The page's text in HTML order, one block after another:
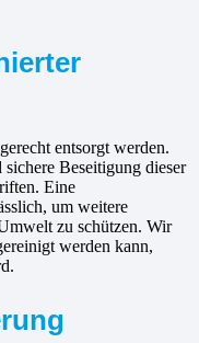
entsorgt werden.
sichere Beseitigung dieser
Eine
um weitere
zu schützen. Wir
werden kann,